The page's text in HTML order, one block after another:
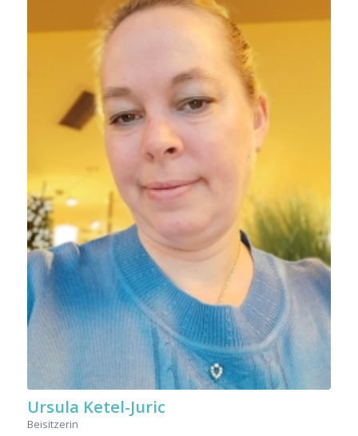
Ursula Ketel-Juric
Beisitzerin